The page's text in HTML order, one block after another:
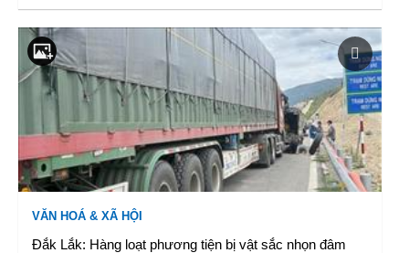
VĂN HOÁ & XÃ HỘI
Đắk Lắk: Hàng loạt phương tiện bị vật sắc nhọn đâm